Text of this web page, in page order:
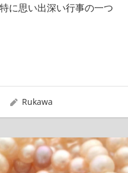
に思い出深い行事の一つ
Rukawa